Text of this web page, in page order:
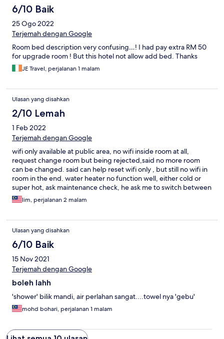
6/10 Baik
25 Ogo 2022
Terjemah dengan Google
Room bed description very confusing…! I had pay extra RM 50
for upgrade room ! But this hotel not allow add bed. Thanks
JE Travel, perjalanan 1 malam
Ulasan yang disahkan
2/10 Lemah
1 Feb 2022
Terjemah dengan Google
wifi only available at public area, no wifi inside room at all,
request change room but being rejected,said no more room
can be changed. said can help reset wifi only , but still no wifi in
room in the end. water heater no function well, either cold or
super hot, ask maintenance check, he ask me to switch between
on and off frequently to get warm water. speechless. i did that ,
i need to on/off every 2 second only able get warm water. room
lim, perjalanan 2 malam
Ulasan yang disahkan
6/10 Baik
15 Nov 2021
Terjemah dengan Google
boleh lahh
'shower' bilik mandi, air perlahan sangat....towel nya 'gebu'
mohd bohari, perjalanan 1 malam